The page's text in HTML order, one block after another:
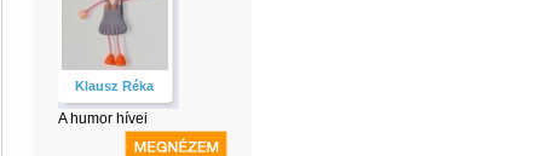
Klausz Réka
A humor hívei